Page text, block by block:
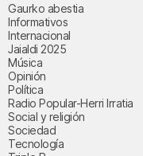
Gaurko abestia
Informativos
Internacional
Jaialdi 2025
Música
Opinión
Política
Radio Popular-Herri Irratia
Social y religión
Sociedad
Tecnología